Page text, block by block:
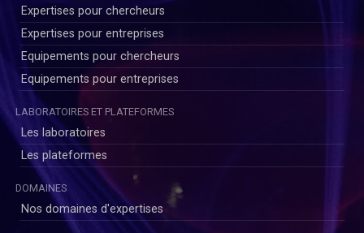
Expertises pour chercheurs
Expertises pour entreprises
Equipements pour chercheurs
Equipements pour entreprises
LABORATOIRES ET PLATEFORMES
Les laboratoires
Les plateformes
DOMAINES
Nos domaines d'expertises